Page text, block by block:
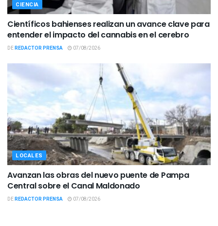
CIENCIA
Científicos bahienses realizan un avance clave para
entender el impacto del cannabis en el cerebro
DEREDACTOR PRENSA 07/08/2026
LOCALES
Avanzan las obras del nuevo puente de Pampa
Central sobre el Canal Maldonado
DEREDACTOR PRENSA 07/08/2026